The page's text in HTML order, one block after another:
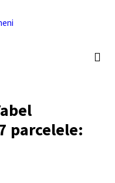
parcelele: